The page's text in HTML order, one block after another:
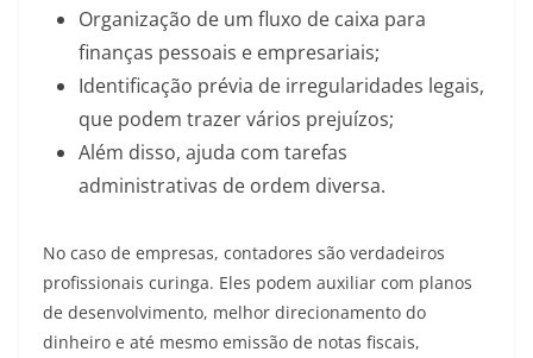
Organização de um fluxo de caixa para
finanças pessoais e empresariais;
Identificação prévia de irregularidades legais,
que podem trazer vários prejuízos;
Além disso, ajuda com tarefas
administrativas de ordem diversa.
No caso de empresas, contadores são verdadeiros
profissionais curinga. Eles podem auxiliar com planos
de desenvolvimento, melhor direcionamento do
dinheiro e até mesmo emissão de notas fiscais,